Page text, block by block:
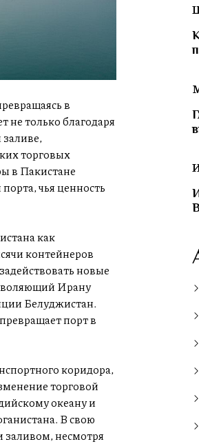
в
не только благодаря
торговых
в Пакистане
чья ценность
как
контейнеров
новые
Ирану
Белуджистан.
порт в
коридора,
торговой
океану и
В свою
заливом, несмотря